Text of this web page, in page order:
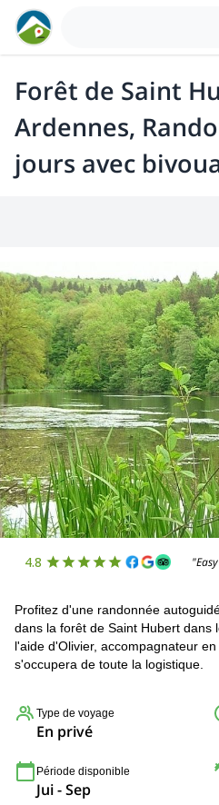
Forêt de Saint
Ardennes,
jours avec
4.8
Profitez d'une randonnée
dans la forêt de Saint Hubert dans
l'aide d'Olivier, accompagnateur
s'occupera de toute la logistique.
Type de voyage
En privé
Période disponible
Jui - Sep